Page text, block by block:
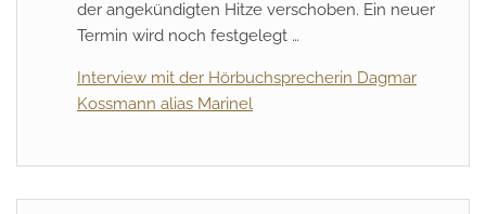
der angekündigten Hitze verschoben. Ein neuer
Termin wird noch festgelegt …
Interview mit der Hörbuchsprecherin Dagmar
Kossmann alias Marinel